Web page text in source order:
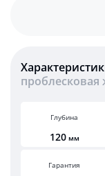
проблесковая
Глубина
120 мм
Гарантия